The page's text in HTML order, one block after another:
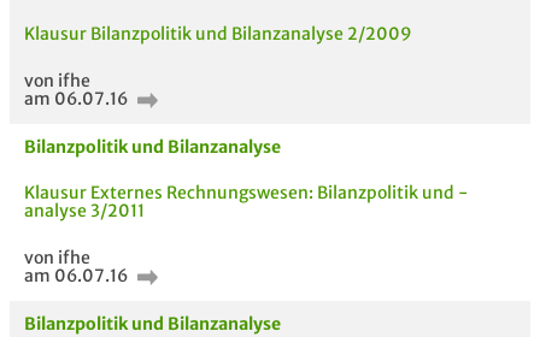
Klausur Bilanzpolitik und Bilanzanalyse 2/2009
von ifhe
am 06.07.16
Bilanzpolitik und Bilanzanalyse
Klausur Externes Rechnungswesen: Bilanzpolitik und -
analyse 3/2011
von ifhe
am 06.07.16
Bilanzpolitik und Bilanzanalyse